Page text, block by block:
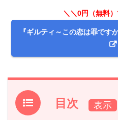
＼＼0円（無料
『ギルティ～この恋は罪です
目次